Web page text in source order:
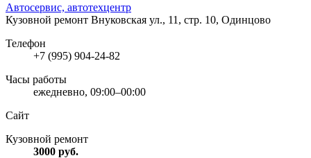
Автосервис, автотехцентр
Кузовной ремонт Внуковская ул., 11, стр. 10, Одинцово
Телефон
+7 (995) 904-24-82
Часы работы
ежедневно, 09:00–00:00
Сайт
Кузовной ремонт
3000 руб.